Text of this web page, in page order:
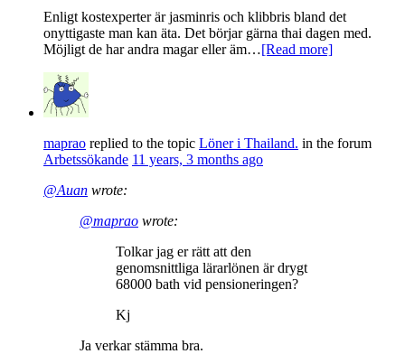
Enligt kostexperter är jasminris och klibbris bland det
onyttigaste man kan äta. Det börjar gärna thai dagen med.
Möjligt de har andra magar eller äm…[Read more]
maprao replied to the topic Löner i Thailand. in the forum
Arbetssökande 11 years, 3 months ago
@Auan wrote:
@maprao wrote:
Tolkar jag er rätt att den
genomsnittliga lärarlönen är drygt
68000 bath vid pensioneringen?
Kj
Ja verkar stämma bra.